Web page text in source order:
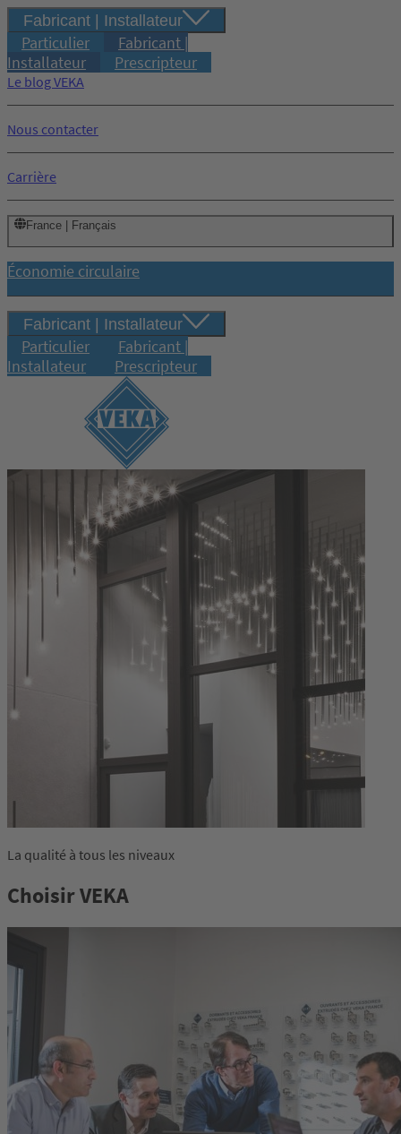
Fabricant | Installateur
Particulier
Fabricant |
Installateur
Prescripteur
Le blog VEKA
Nous contacter
Carrière
France | Français
Économie circulaire
Fabricant | Installateur
Particulier
Fabricant |
Installateur
Prescripteur
La qualité à tous les niveaux
Choisir VEKA